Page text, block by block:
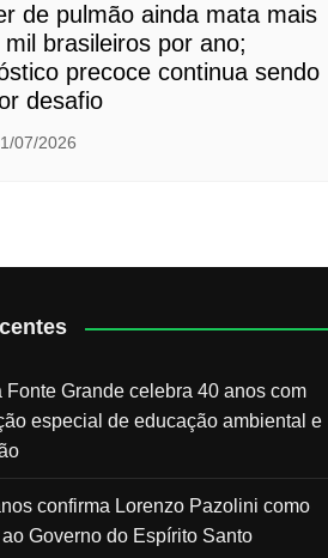
de pulmão ainda mata mais
brasileiros por ano;
precoce continua sendo
desafio
07/2026
Fonte Grande celebra 40 anos com
especial de educação ambiental e
confirma Lorenzo Pazolini como
Governo do Espírito Santo